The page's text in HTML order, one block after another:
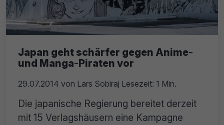
Japan geht schärfer gegen Anime-
und Manga-Piraten vor
29.07.2014 von Lars Sobiraj Lesezeit: 1 Min.
Die japanische Regierung bereitet derzeit
mit 15 Verlagshäusern eine Kampagne